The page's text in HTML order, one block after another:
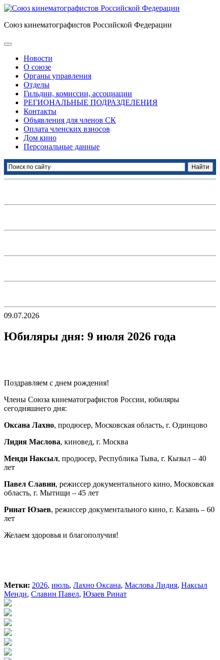
Союз кинематографистов Российской Федерации
Новости
О союзе
Органы управления
Отделы
Гильдии, комиссии, ассоциации
РЕГИОНАЛЬНЫЕ ПОДРАЗДЕЛЕНИЯ
Контакты
Объявления для членов СК
Оплата членских взносов
Дом кино
Персональные данные
09.07.2026
Юбиляры дня: 9 июля 2026 года
Поздравляем с днем рождения!
Члены Союза кинематографистов России, юбиляры
сегодняшнего дня:
Оксана Лахно, продюсер, Московская область, г. Одинцово
Лидия Маслова, киновед, г. Москва
Менди Наксыл, продюсер, Республика Тыва, г. Кызыл – 40
лет
Павел Славин, режиссер документального кино, Московская
область, г. Мытищи – 45 лет
Ринат Юзаев, режиссер документального кино, г. Казань – 60
лет
Желаем здоровья и благополучия!
Метки: 2026, июль, Лахно Оксана, Маслова Лидия, Наксыл
Менди, Славин Павел, Юзаев Ринат